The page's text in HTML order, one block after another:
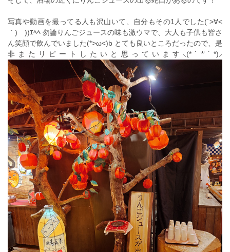
写真や動画を撮ってる人も沢山いて、自分もその1人でした(´>∀<
｀)ゝ))ｴﾍﾍ 勿論りんごジュースの味も激ウマで、大人も子供も皆さ
ん笑顔で飲んでいました(*>ω<)b とても良いところだったので、是
非またリピートしたいと思っています⸜(*˙꒳˙*)⸝